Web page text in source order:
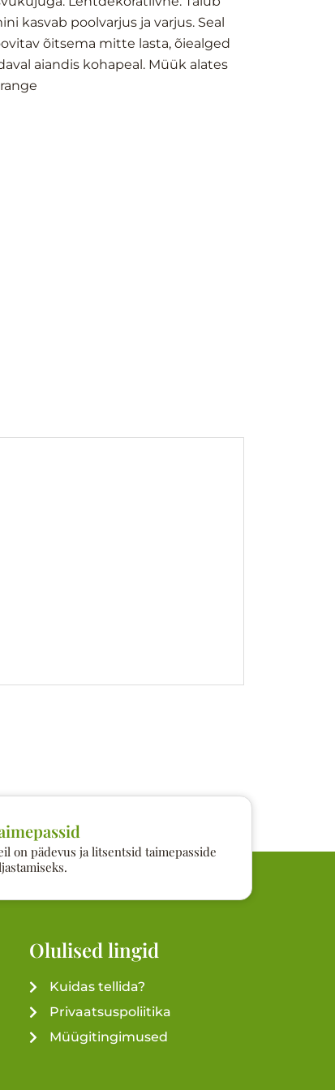
kasvab poolvarjus ja varjus. Seal
õitsema mitte lasta, õiealged
aiandis kohapeal. Müük alates
on pädevus ja litsentsid taimepasside
Olulised lingid
Kuidas tellida?
Privaatsuspoliitika
Müügitingimused